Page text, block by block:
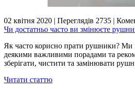
02 квітня 2020 | Переглядів 2735 |
Чи достатньо часто ви змінюєте
Як часто корисно прати рушники? Ми
деякими важливими порадами та
зберігати, чистити та замінювати
Читати статтю